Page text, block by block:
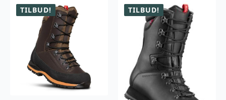
TILBUD! TILBUD!